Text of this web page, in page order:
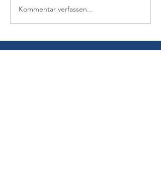
Kommentar verfassen...